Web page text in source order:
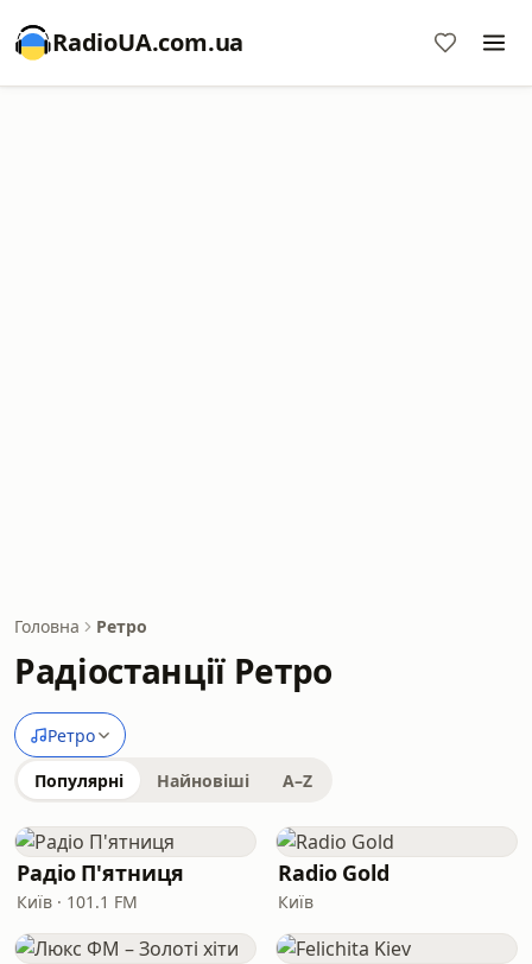
RadioUA.com.ua
Головна Ретро
Радіостанції Ретро
Ретро
Популярні Найновіші A–Z
Радіо П'ятниця
Київ · 101.1 FM
Radio Gold
Київ